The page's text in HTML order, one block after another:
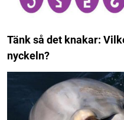
Tänk så det knakar:
nyckeln?